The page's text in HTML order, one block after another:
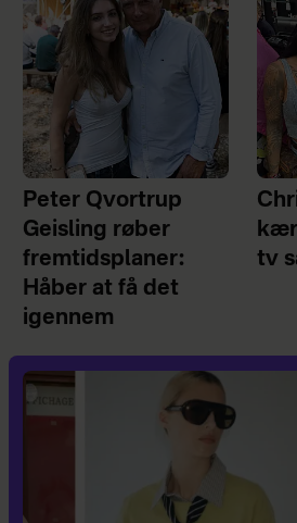
Peter Qvortrup
Geisling røber
fremtidsplaner:
Håber at få det
igennem
tv